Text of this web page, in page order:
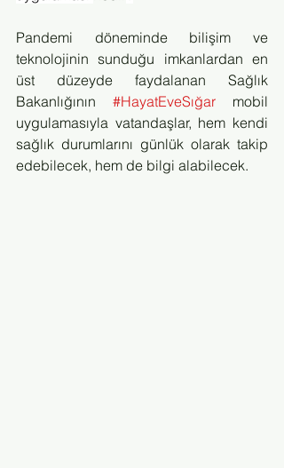
Pandemi döneminde bilişim ve
teknolojinin sunduğu imkanlardan en
üst düzeyde faydalanan Sağlık
Bakanlığının #HayatEveSığar mobil
uygulamasıyla vatandaşlar, hem kendi
sağlık durumlarını günlük olarak takip
edebilecek, hem de bilgi alabilecek.